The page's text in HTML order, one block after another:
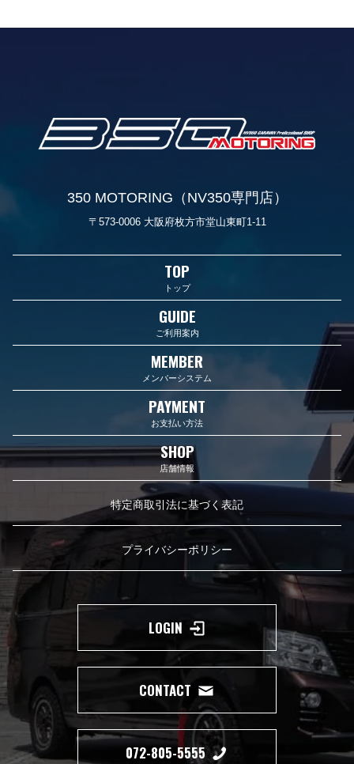
350 MOTORING（NV350専門店）
〒573-0006 大阪府枚方市堂山東町1-11
TOP
トップ
GUIDE
ご利用案内
MEMBER
メンバーシステム
PAYMENT
お支払い方法
SHOP
店舗情報
特定商取引法に基づく表記
プライバシーポリシー
LOGIN
CONTACT
072-805-5555